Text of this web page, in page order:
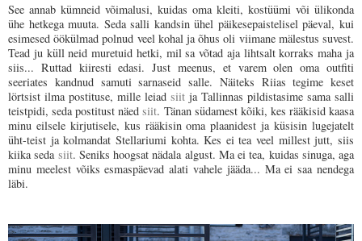
See annab kümneid võimalusi, kuidas oma kleiti, kostüümi või ülikonda
ühe hetkega muuta. Seda salli kandsin ühel päikesepaistelisel päeval, kui
esimesed öökülmad polnud veel kohal ja õhus oli viimane mälestus suvest.
Tead ju küll neid muretuid hetki, mil sa võtad aja lihtsalt korraks maha ja
siis... Ruttad kiiresti edasi. Just meenus, et varem olen oma outfiti
seeriates kandnud samuti sarnaseid salle. Näiteks Riias tegime keset
lörtsist ilma postituse, mille leiad siit ja Tallinnas pildistasime sama salli
teistpidi, seda postitust näedsiit. Tänan südamest kõiki, kes rääkisid kaasa
minu eilsele kirjutisele, kus rääkisin oma plaanidest ja küsisin lugejatelt
üht-teist ja kolmandat Stellariumi kohta. Kes ei tea veel millest jutt, siis
kiika seda siit. Seniks hoogsat nädala algust. Ma ei tea, kuidas sinuga, aga
minu meelest võiks esmaspäevad alati vahele jääda... Ma ei saa nendega
läbi.